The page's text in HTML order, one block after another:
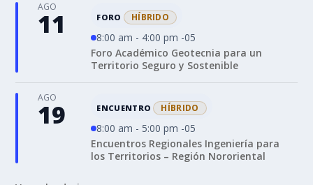
AGO
11 FORO HÍBRIDO
8:00 am - 4:00 pm -05
Foro Académico Geotecnia para un
Territorio Seguro y Sostenible
AGO
19 ENCUENTRO HÍBRIDO
8:00 am - 5:00 pm -05
Encuentros Regionales Ingeniería para
los Territorios – Región Nororiental